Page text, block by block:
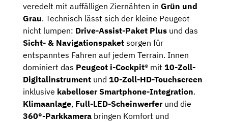
veredelt mit auffälligen Ziernähten in Grün und
Grau. Technisch lässt sich der kleine Peugeot
nicht lumpen: Drive-Assist-Paket Plus und das
Sicht- & Navigationspaket sorgen für
entspanntes Fahren auf jedem Terrain. Innen
dominiert das Peugeot i-Cockpit® mit 10-Zoll-
Digitalinstrument und 10-Zoll-HD-Touchscreen
inklusive kabelloserSmartphone-Integration.
Klimaanlage, Full-LED-Scheinwerfer und die
360°-Parkkamera bringen Komfort und